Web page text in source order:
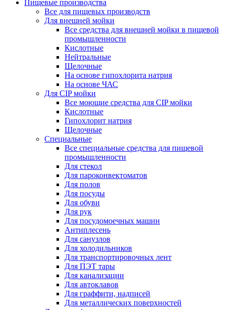
Пищевые производства
Все для пищевых производств
Для внешней мойки
Все средства для внешней мойки в пищевой
промышленности
Кислотные
Нейтральные
Щелочные
На основе гипохлорита натрия
На основе ЧАС
Для CIP мойки
Все моющие средства для CIP мойки
Кислотные
Гипохлорит натрия
Щелочные
Специальные
Все специальные средства для пищевой
промышленности
Для стекол
Для пароконвектоматов
Для полов
Для посуды
Для обуви
Для рук
Для посудомоечных машин
Антиплесень
Для санузлов
Для холодильников
Для транспортировочных лент
Для ПЭТ тары
Для канализации
Для автоклавов
Для граффити, надписей
Для металлических поверхностей